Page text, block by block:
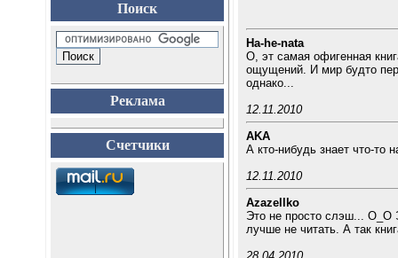
Поиск
Реклама
Счетчики
Ha-he-nata
О, эт самая офигенная
ощущений. И мир будто
однако...
12.11.2010
AKA
А кто-нибудь знает что-то
12.11.2010
Azazellko
Это не просто слэш... О_О
лучше не читать. А так
28.04.2010